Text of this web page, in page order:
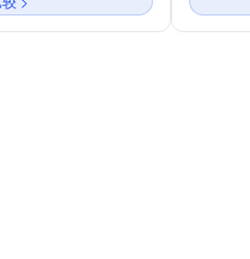
成、行业领先的合规
于提供可靠性、准确
序，包